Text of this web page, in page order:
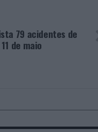
79 acidentes de
de maio